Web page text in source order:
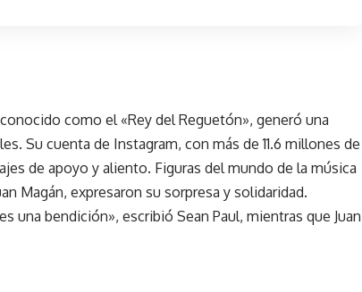
como el «Rey del Reguetón», generó una
Su cuenta de Instagram, con más de 11.6 millones de
de apoyo y aliento. Figuras del mundo de la música
Magán, expresaron su sorpresa y solidaridad.
una bendición», escribió Sean Paul, mientras que Juan